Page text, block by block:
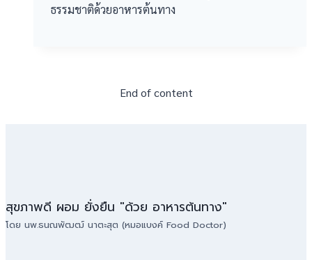
ธรรมชาติด้วยอาหารต้นทาง
End of content
สุขภาพดี ผอม ยั่งยืน "ด้วย อาหารต้นทาง"
โดย นพ.ธนณพัฒฒ์ นาตะสุต (หมอแบงค์ Food Doctor)